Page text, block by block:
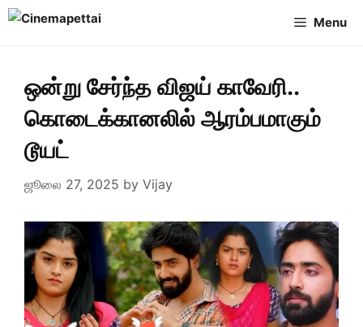
Skip
Menu
ஒன்று சேர்ந்த விஜய் காவேரி..
கொடைக்கானலில் ஆரம்பமாகும்
டூயட்
ஜூலை 27, 2025 by Vijay